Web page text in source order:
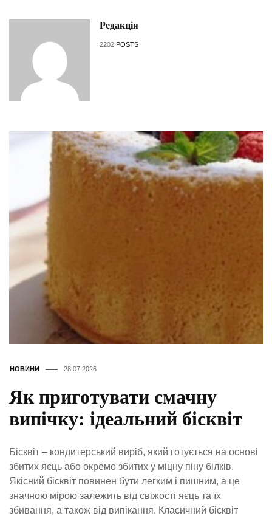
Редакція
2202 POSTS
НОВИНИ 28.07.2026
Як приготувати смачну
випічку: ідеальний бісквіт
Бісквіт – кондитерський виріб, який готується на основі
збитих яєць або окремо збитих у міцну піну білків.
Якісний бісквіт повинен бути легким і пишним, а це
значною мірою залежить від свіжості яєць та їх
збивання, а також від випікання. Класичний бісквіт